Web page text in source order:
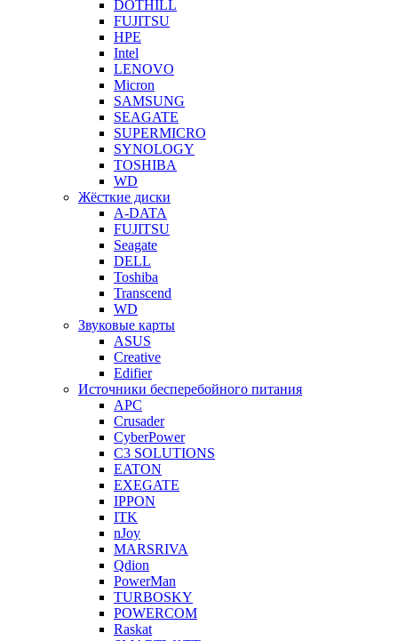
DOTHILL
FUJITSU
HPE
Intel
LENOVO
Micron
SAMSUNG
SEAGATE
SUPERMICRO
SYNOLOGY
TOSHIBA
WD
Жёсткие диски
A-DATA
FUJITSU
Seagate
DELL
Toshiba
Transcend
WD
Звуковые карты
ASUS
Creative
Edifier
Источники бесперебойного питания
APC
Crusader
CyberPower
C3 SOLUTIONS
EATON
EXEGATE
IPPON
ITK
nJoy
MARSRIVA
Qdion
PowerMan
TURBOSKY
POWERCOM
Raskat